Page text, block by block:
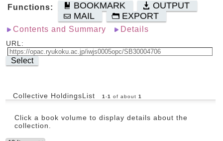
Functions:
BOOKMARK
OUTPUT
MAIL
EXPORT
Contents and Summary Details
URL:
Select
Collective HoldingsList 1 -1 of about 1
Click a book volume to display details about the
collection.